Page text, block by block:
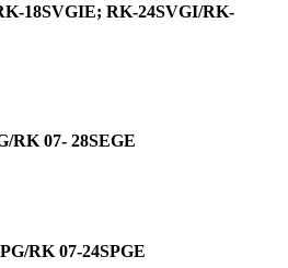
18SVGIE; RK-24SVGI/RK-
RK 07- 28SEGE
RK 07-24SPGE